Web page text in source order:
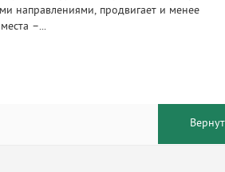
направлениями, продвигает и менее
–...